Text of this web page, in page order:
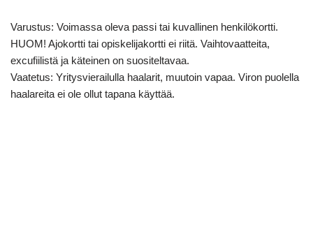
Varustus: Voimassa oleva passi tai kuvallinen henkilökortti.
HUOM! Ajokortti tai opiskelijakortti ei riitä. Vaihtovaatteita,
excufiilistä ja käteinen on suositeltavaa.
Vaatetus: Yritysvierailulla haalarit, muutoin vapaa. Viron puolella
haalareita ei ole ollut tapana käyttää.